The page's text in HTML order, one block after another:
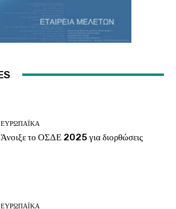
ΕΥΡΩΠΑΪΚΆ
Άνοιξε το ΟΣΔΕ 2025 για διορθώσεις
ΕΥΡΩΠΑΪΚΆ